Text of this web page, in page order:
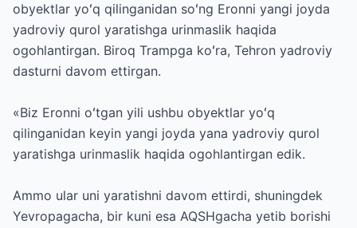
obyektlar yoʻq qilinganidan soʻng Eronni yangi joyda
yadroviy qurol yaratishga urinmaslik haqida
ogohlantirgan. Biroq Trampga koʻra, Tehron yadroviy
dasturni davom ettirgan.
«Biz Eronni oʻtgan yili ushbu obyektlar yoʻq
qilinganidan keyin yangi joyda yana yadroviy qurol
yaratishga urinmaslik haqida ogohlantirgan edik.
Ammo ular uni yaratishni davom ettirdi, shuningdek
Yevropagacha, bir kuni esa AQSHgacha yetib borishi